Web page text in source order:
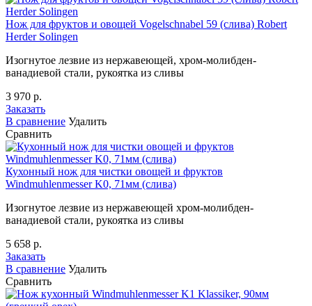
Нож для фруктов и овощей Vogelschnabel 59 (слива) Robert
Herder Solingen
Изогнутое лезвие из нержавеющей, хром-молибден-
ванадиевой стали, рукоятка из сливы
3 970 р.
Заказать
В сравнение Удалить
Сравнить
Кухонный нож для чистки овощей и фруктов
Windmuhlenmesser K0, 71мм (слива)
Изогнутое лезвие из нержавеющей хром-молибден-
ванадиевой стали, рукоятка из сливы
5 658 р.
Заказать
В сравнение Удалить
Сравнить